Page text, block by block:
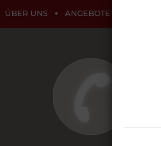
ÜBER UNS ANGEBOTE